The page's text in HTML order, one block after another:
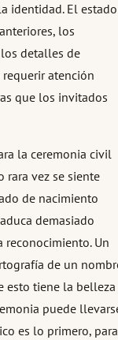
identidad. El estado
los
detalles de
atención
que los invitados
la ceremonia civil
vez se siente
de nacimiento
demasiado
reconocimiento. Un
de un
esto tiene la belleza
puede
es lo primero, para